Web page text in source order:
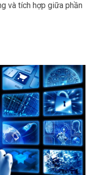
và tích hợp giữa phần